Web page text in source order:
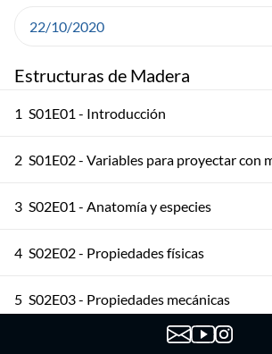
Estructuras de Madera
1 S01E01 - Introducción
2 S01E02 - Variables para proyectar con
3 S02E01 - Anatomía y especies
4 S02E02 - Propiedades físicas
5 S02E03 - Propiedades mecánicas
S03E01 - Madera aserrada 1
22/10/2020